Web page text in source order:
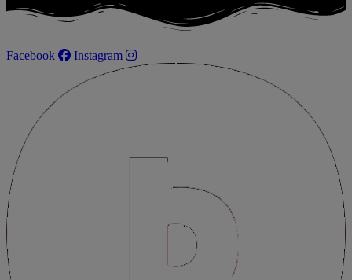
Facebook Instagram